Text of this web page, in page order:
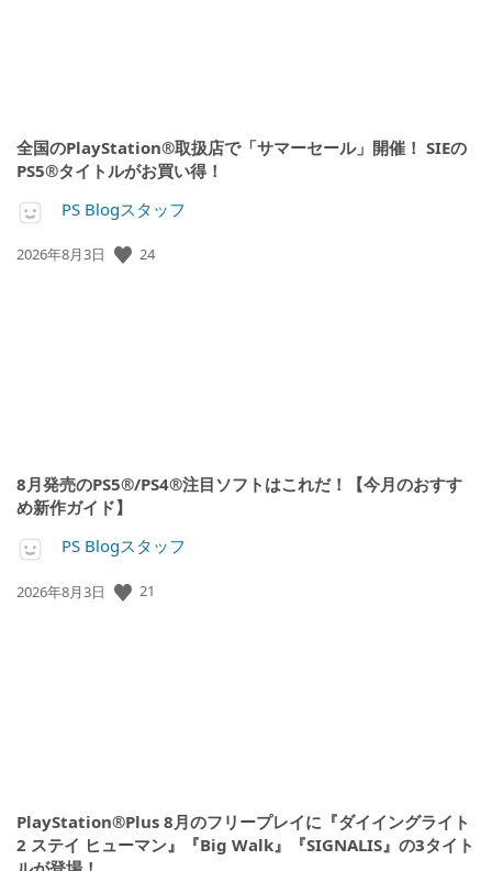
全国のPlayStation®取扱店で「サマーセール」開催！ SIEの
PS5®タイトルがお買い得！
PS Blogスタッフ
公
2026年8月3日 24
8月発売のPS5®/PS4®注目ソフトはこれだ！【今月のおすす
め新作ガイド】
PS Blogスタッフ
公
2026年8月3日 21
PlayStation®Plus 8月のフリープレイに『ダイイングライト
2 ステイ ヒューマン』『Big Walk』『SIGNALIS』の3タイト